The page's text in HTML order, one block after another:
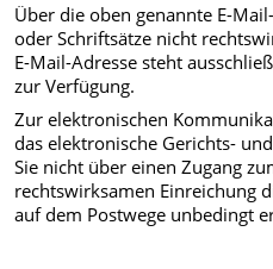
Über die oben genannte E-
oder Schriftsätze nicht
E-Mail-Adresse steht
zur Verfügung.
Zur elektronischen
das elektronische Gerichts-
Sie nicht über einen Zugang
rechtswirksamen Einreichung
auf dem Postwege unbedingt